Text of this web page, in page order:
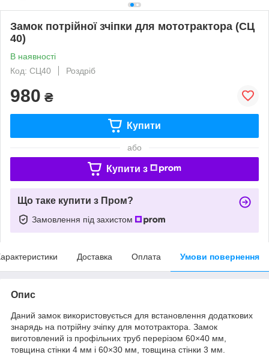
Замок потрійної зчіпки для мототрактора (СЦ
40)
В наявності
Код: СЦ40
Роздріб
980 ₴
Купити
або
Купити з
Що таке купити з Пром?
Замовлення під захистом
Доставка Оплата Умови повернення
Опис
Даний замок використовується для встановлення додаткових
знарядь на потрійну зчіпку для мототрактора. Замок
виготовлений із профільних труб перерізом 60×40 мм,
товщина стінки 4 мм і 60×30 мм, товщина стінки 3 мм.